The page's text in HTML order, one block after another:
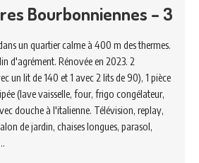
Bourbonniennes – 3
un quartier calme à 400 m des thermes.
d'agrément. Rénovée en 2023. 2
un lit de 140 et 1 avec 2 lits de 90), 1 pièce
(lave vaisselle, four, frigo congélateur,
douche à l'italienne. Télévision, replay,
de jardin, chaises longues, parasol,